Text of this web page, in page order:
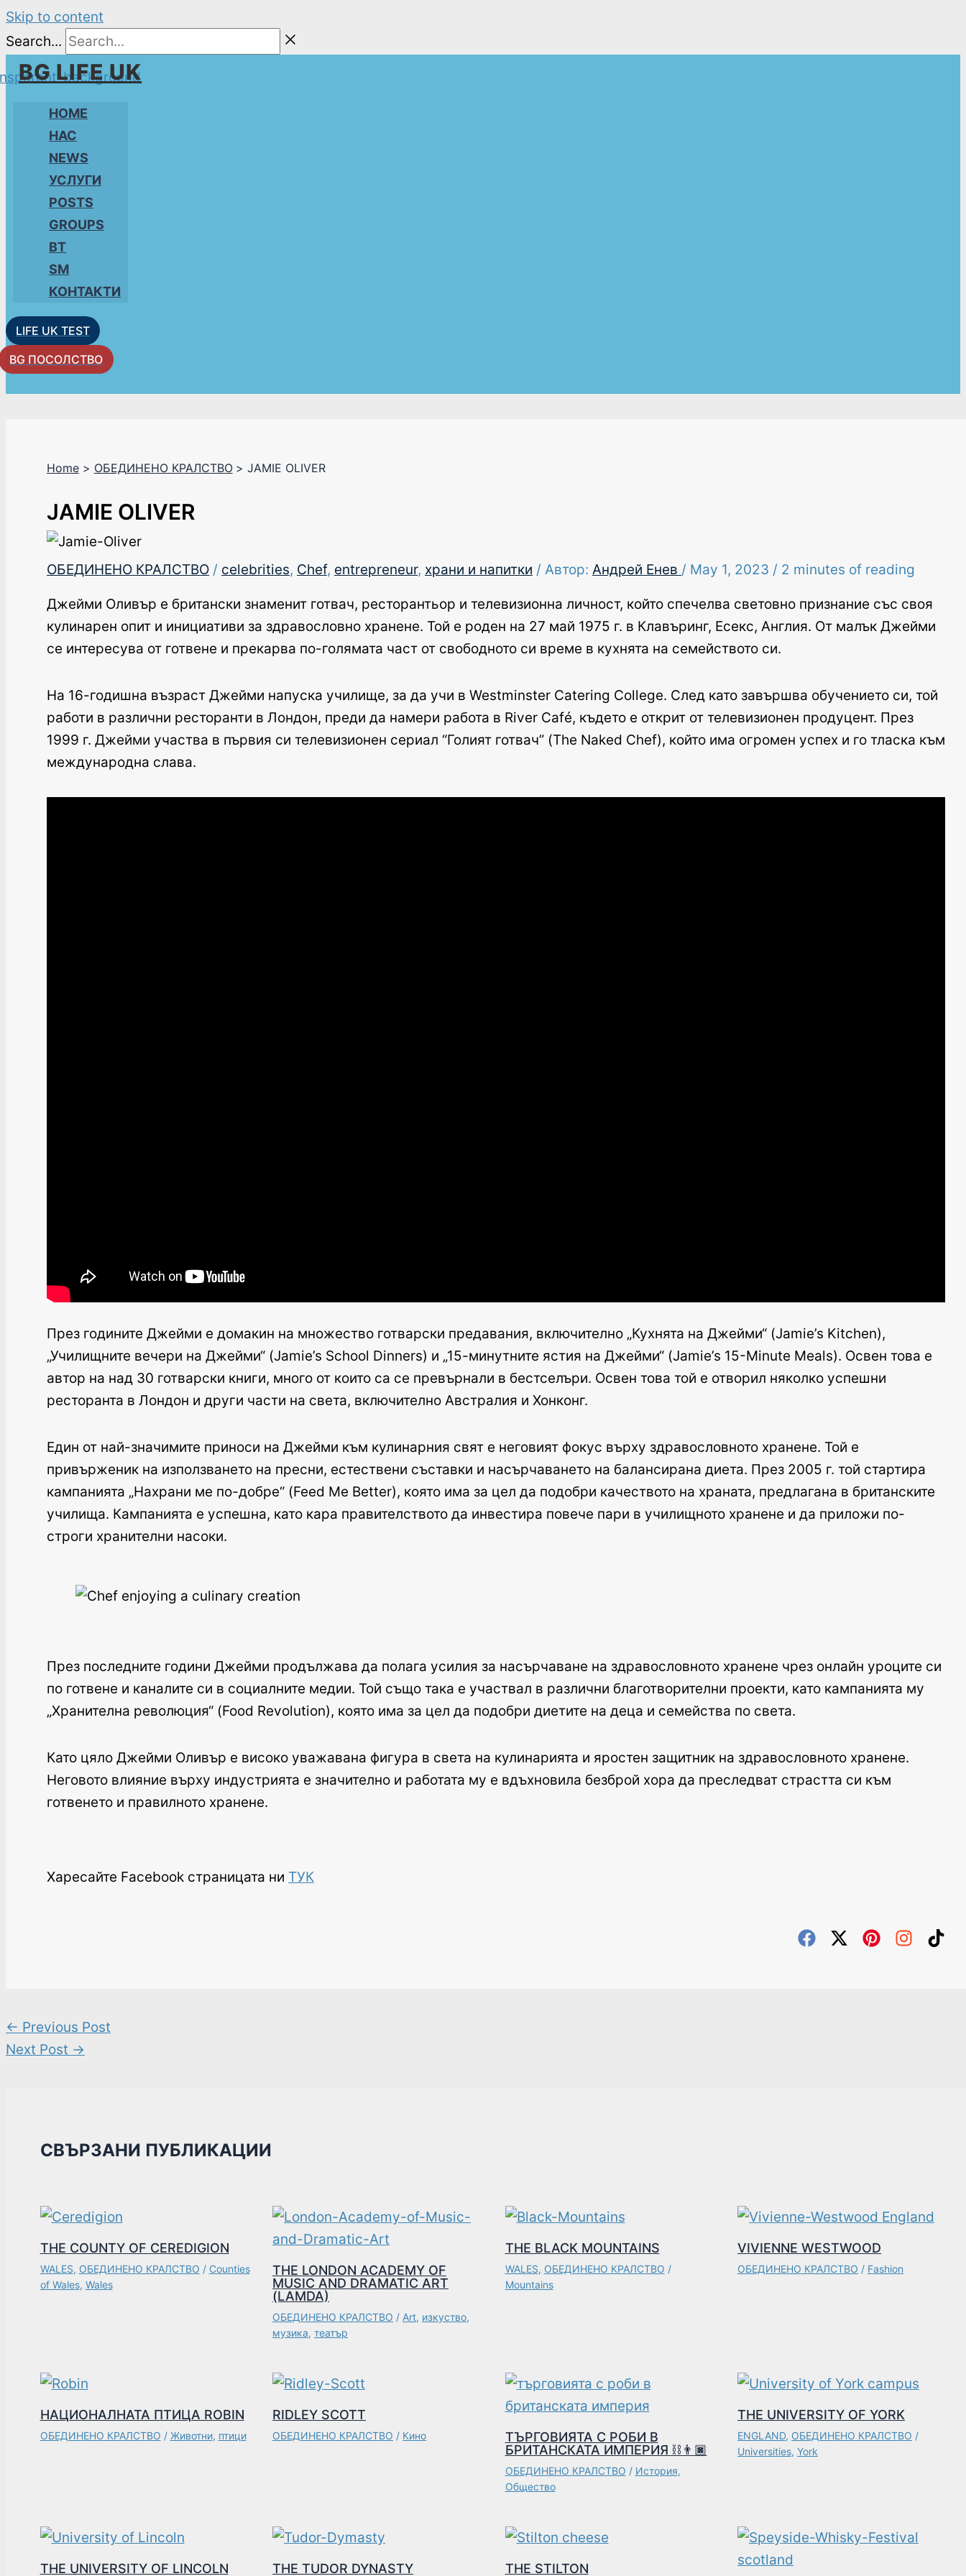
Skip to content
Search...
BG LIFE UK
HOME
НАС
NEWS
УСЛУГИ
POSTS
GROUPS
BT
SM
КОНТАКТИ
LIFE UK TEST
BG ПОСОЛСТВО
Home ОБЕДИНЕНО КРАЛСТВО JAMIE OLIVER
JAMIE OLIVER
ОБЕДИНЕНО КРАЛСТВО / celebrities, Chef, entrepreneur, храни и напитки / Автор: Андрей Енев / May 1, 2023 / 2 minutes of reading
Джейми Оливър е британски знаменит готвач, ресторантьор и телевизионна личност, който спечелва световно признание със своя
кулинарен опит и инициативи за здравословно хранене. Той е роден на 27 май 1975 г. в Клавъринг, Есекс, Англия. От малък Джейми
се интересува от готвене и прекарва по-голямата част от свободното си време в кухнята на семейството си.
На 16-годишна възраст Джейми напуска училище, за да учи в Westminster Catering College. След като завършва обучението си, той
работи в различни ресторанти в Лондон, преди да намери работа в River Café, където е открит от телевизионен продуцент. През
1999 г. Джейми участва в първия си телевизионен сериал “Голият готвач” (The Naked Chef), който има огромен успех и го тласка към
международна слава.
През годините Джейми е домакин на множество готварски предавания, включително „Кухнята на Джейми“ (Jamie’s Kitchen),
„Училищните вечери на Джейми“ (Jamie’s School Dinners) и „15-минутните ястия на Джейми“ (Jamie’s 15-Minute Meals). Освен това е
автор на над 30 готварски книги, много от които са се превърнали в бестселъри. Освен това той е отворил няколко успешни
ресторанта в Лондон и други части на света, включително Австралия и Хонконг.
Един от най-значимите приноси на Джейми към кулинарния свят е неговият фокус върху здравословното хранене. Той е
привърженик на използването на пресни, естествени съставки и насърчаването на балансирана диета. През 2005 г. той стартира
кампанията „Нахрани ме по-добре“ (Feed Me Better), която има за цел да подобри качеството на храната, предлагана в британските
училища. Кампанията е успешна, като кара правителството да инвестира повече пари в училищното хранене и да приложи по-
строги хранителни насоки.
През последните години Джейми продължава да полага усилия за насърчаване на здравословното хранене чрез онлайн уроците си
по готвене и каналите си в социалните медии. Той също така е участвал в различни благотворителни проекти, като кампанията му
„Хранителна революция“ (Food Revolution), която има за цел да подобри диетите на деца и семейства по света.
Като цяло Джейми Оливър е високо уважавана фигура в света на кулинарията и яростен защитник на здравословното хранене.
Неговото влияние върху индустрията е значително и работата му е вдъхновила безброй хора да преследват страстта си към
готвенето и правилното хранене.
Харесайте Facebook страницата ни ТУК
← Previous Post
Next Post →
СВЪРЗАНИ ПУБЛИКАЦИИ
THE COUNTY OF CEREDIGION
WALES, ОБЕДИНЕНО КРАЛСТВО / Counties
of Wales, Wales
THE LONDON ACADEMY OF
MUSIC AND DRAMATIC ART
(LAMDA)
ОБЕДИНЕНО КРАЛСТВО / Art, изкуство,
музика, театър
THE BLACK MOUNTAINS
WALES, ОБЕДИНЕНО КРАЛСТВО /
Mountains
VIVIENNE WESTWOOD
ОБЕДИНЕНО КРАЛСТВО / Fashion
НАЦИОНАЛНАТА ПТИЦА ROBIN
ОБЕДИНЕНО КРАЛСТВО / Животни, птици
RIDLEY SCOTT
ОБЕДИНЕНО КРАЛСТВО / Кино
ТЪРГОВИЯТА С РОБИ В
БРИТАНСКАТА ИМПЕРИЯ ⛓👨🏿
ОБЕДИНЕНО КРАЛСТВО / История,
Общество
THE UNIVERSITY OF YORK
ENGLAND, ОБЕДИНЕНО КРАЛСТВО /
Universities, York
THE UNIVERSITY OF LINCOLN THE TUDOR DYNASTY THE STILTON